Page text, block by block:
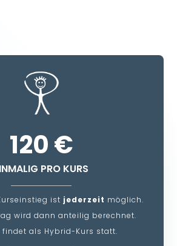
120 €
PRO KURS
ist jederzeit möglich.
wird dann anteilig berechnet.
findet als Hybrid-Kurs statt.